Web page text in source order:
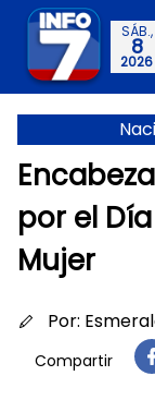
SÁB.,
8
2026
por el
Mujer
Por:
Compartir